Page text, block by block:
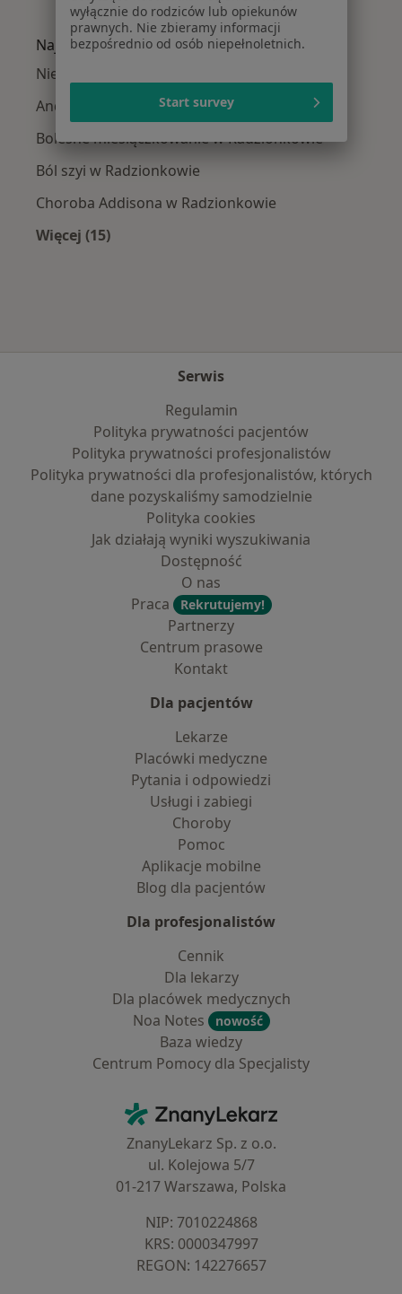
Więcej w kategorii: W pobliżu Radzionkowa
Najczęście leczone choroby
Niepłodność w Radzionkowie
Andropauza w Radzionkowie
Bolesne miesiączkowanie w Radzionkowie
Ból szyi w Radzionkowie
Choroba Addisona w Radzionkowie
Więcej (15)
Serwis
Regulamin
Polityka prywatności pacjentów
Polityka prywatności profesjonalistów
Polityka prywatności dla profesjonalistów, których
dane pozyskaliśmy samodzielnie
Polityka cookies
Jak działają wyniki wyszukiwania
Dostępność
O nas
Praca
Rekrutujemy!
Partnerzy
Centrum prasowe
Kontakt
Dla pacjentów
Lekarze
Placówki medyczne
Pytania i odpowiedzi
Usługi i zabiegi
Choroby
Pomoc
Aplikacje mobilne
Blog dla pacjentów
Dla profesjonalistów
Cennik
Dla lekarzy
Dla placówek medycznych
Noa Notes
nowość
Baza wiedzy
Centrum Pomocy dla Specjalisty
ZnanyLekarz - Strona główna
ZnanyLekarz Sp. z o.o.
ul. Kolejowa 5/7
01-217 Warszawa, Polska
NIP: ⁠7010224868
KRS: ⁠0000347997
REGON: ⁠142276657
wyłącznie do rodziców lub opiekunów
prawnych. Nie zbieramy informacji
bezpośrednio od osób niepełnoletnich.
Start survey